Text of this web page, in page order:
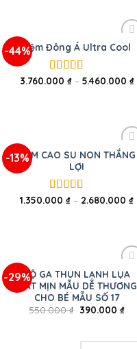
-44%Nệm Đông Á Ultra Cool
Được xếp
3.760.000 ₫– 5.460.000 ₫
-13%NỆM CAO SU NON THẮNG
LỢI
Được xếp
1.350.000 ₫ – 2.680.000 ₫
-29%BỘ GA THUN LẠNH LỤA
MÁT MỊN MẪU DỄ THƯƠNG
CHO BÉ MẪU SỐ 17
550.000₫ 390.000 ₫